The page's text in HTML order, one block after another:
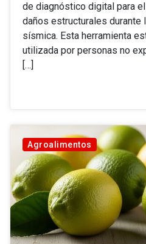
de diagnóstico digital para
daños estructurales durante
sísmica. Esta herramienta
utilizada por personas no
[…]
Agroalimentos